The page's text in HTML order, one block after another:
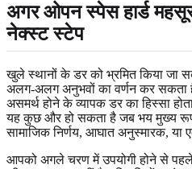
अगर ओपन स्पेस हार्ड
नेक्स्ट स्टेप
खुले स्थानों के डर को भ्रमित किया जा
अलग-अलग अनुभवों का वर्णन कर सकता
असमर्थ होने के व्यापक डर का हिस्सा
यह कुछ और हो सकता है जब भय मुख्य
सामाजिक निर्णय, आघात अनुस्मारक, या
आपको अगले चरण में उपयोगी होने से